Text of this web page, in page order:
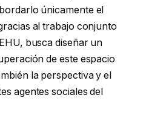
únicamente el
al trabajo conjunto
busca diseñar un
de este espacio
la perspectiva y el
agentes sociales del